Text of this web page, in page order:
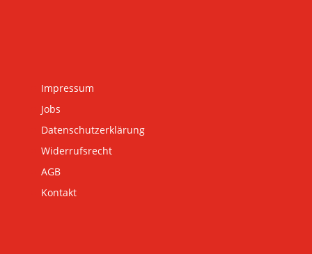
Impressum
Jobs
Datenschutzerklärung
Widerrufsrecht
AGB
Kontakt